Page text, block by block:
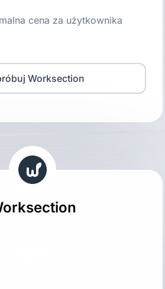
cena za użytkownika
Worksection